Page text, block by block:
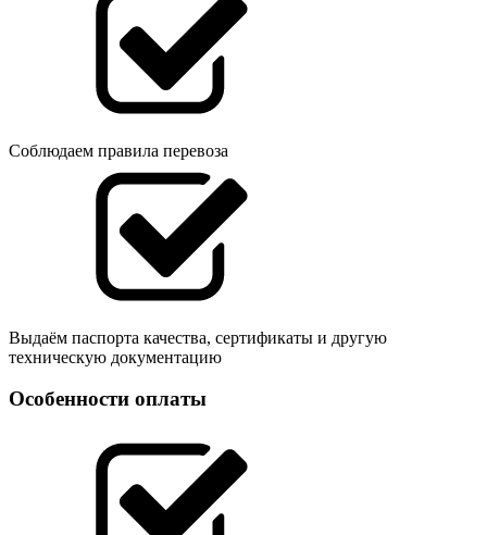
Соблюдаем правила перевоза
Выдаём паспорта качества, сертификаты и другую
техническую документацию
Особенности оплаты